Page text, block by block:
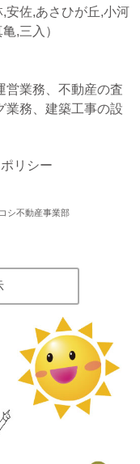
安佐,あさひが丘,小河
,三入）
営業務、不動産の査
業務、建築工事の設
リシー
シ不動産事業部